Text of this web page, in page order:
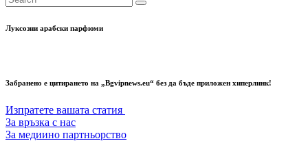
Луксозни арабски парфюми
Забранено е цитирането на „Bgvipnews.eu“ без да бъде приложен хиперлинк!
Изпратете вашата статия
За връзка с нас
За медиино партньорство